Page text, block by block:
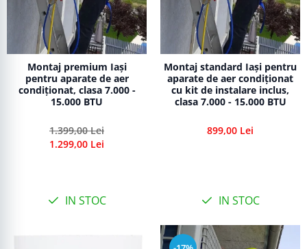
Montaj premium Iași
pentru aparate de aer
condiționat, clasa 7.000 -
15.000 BTU
1.399,00 Lei
1.299,00 Lei
IN STOC
Montaj standard Iași pentru
aparate de aer condiționat
cu kit de instalare inclus,
clasa 7.000 - 15.000 BTU
899,00 Lei
IN STOC